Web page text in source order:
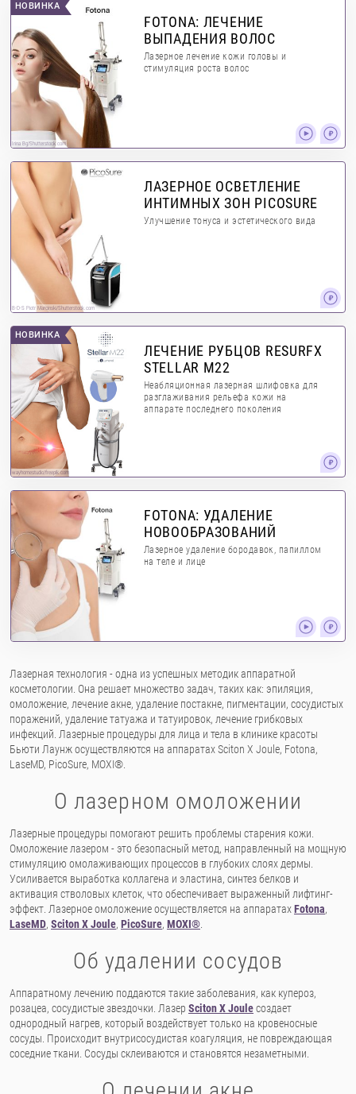
НОВИНКА
Irina Bg/Shutterstock.com
FOTONA: ЛЕЧЕНИЕ
ВЫПАДЕНИЯ ВОЛОС
Лазерное лечение кожи головы и
стимуляция роста волос
B-D-S Piotr Marcinski/Shutterstock.com
ЛАЗЕРНОЕ ОСВЕТЛЕНИЕ
ИНТИМНЫХ ЗОН PICOSURE
Улучшение тонуса и эстетического вида
НОВИНКА
wayhomestudio/freepik.com
ЛЕЧЕНИЕ РУБЦОВ RESURFX
STELLAR М22
Неабляционная лазерная шлифовка для
разглаживания рельефа кожи на
аппарате последнего поколения
FOTONA: УДАЛЕНИЕ
НОВООБРАЗОВАНИЙ
Лазерное удаление бородавок, папиллом
на теле и лице
Лазерная технология - одна из успешных методик аппаратной
косметологии. Она решает множество задач, таких как: эпиляция,
омоложение, лечение акне, удаление постакне, пигментации, сосудистых
поражений, удаление татуажа и татуировок, лечение грибковых
инфекций. Лазерные процедуры для лица и тела в клинике красоты
Бьюти Лаунж осуществляются на аппаратах Sciton X Joule, Fotona,
LaseMD, PicoSure, MOXI®.
О лазерном омоложении
Лазерные процедуры помогают решить проблемы старения кожи.
Омоложение лазером - это безопасный метод, направленный на мощную
стимуляцию омолаживающих процессов в глубоких слоях дермы.
Усиливается выработка коллагена и эластина, синтез белков и
активация стволовых клеток, что обеспечивает выраженный лифтинг-
эффект. Лазерное омоложение осуществляется на аппаратахFotona,
LaseMD, Sciton X Joule, PicoSure, MOXI®
Об удалении сосудов
Аппаратному лечению поддаются такие заболевания, как купероз,
розацеа, сосудистые звездочки. Лазер Sciton X Jouleсоздает
однородный нагрев, который воздействует только на кровеносные
сосуды. Происходит внутрисосудистая коагуляция, не повреждающая
соседние ткани. Сосуды склеиваются и становятся незаметными.